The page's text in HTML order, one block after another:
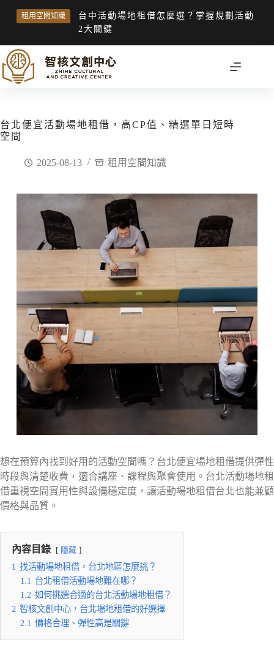
租用空間知識
台中活動場地租借怎麼選？掌握規劃活動
2大關鍵
台北便宜活動場地租借，高CP值、精選單日短時
空間
2025-08-13 租用空間知識
想在預算內找到好用的活動空間嗎？台北便宜場地租借提供彈性
時段與清楚收費，適合講座、課程與聚會使用。台北活動場地租
借重視空間實用性與設備穩定度，讓活動場地租借台北也能兼顧
價格與品質。
內容目錄 隱藏
1 找活動場地租借，台北地區怎麼挑？
1.1 台北租借活動場地難在哪？
1.2 如何挑選合適的台北活動場地租借？
2 智核文創中心，台北場地租借的好選擇
2.1 價格合理、彈性高是關鍵